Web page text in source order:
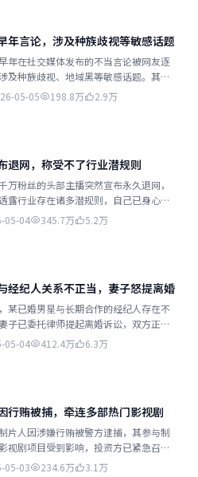
年言论，涉及种族歧视等敏感话题
年在社交媒体发布的不当言论被网友逐
及种族歧视、地域黑等敏感话题。其团
量历史内容...
05-05 198.8万 2.9万
退网，称受不了行业潜规则
万粉丝的头部主播突然宣布永久退网，
露行业存在诸多潜规则，自己已身心俱
05-04 345.7万 5.2万
经纪人关系不正当，妻子怒提离婚
某已婚男星与长期合作的经纪人存在不
子已委托律师提起离婚诉讼，双方正在
05-04 412.4万 6.3万
行贿被捕，牵连多部热门影视剧
片人因涉嫌行贿被警方逮捕，其参与制
视剧项目受到影响，投资方已紧急召开
05-03 234.6万 3.1万